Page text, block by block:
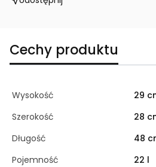
Cechy produktu
Wysokość
29
Szerokość
28
Długość
48
Pojemność
22 l